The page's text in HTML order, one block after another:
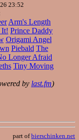
23:52
Arm's Length
It! Prince Daddy
Origami Angel
Piebald The
Longer Afraid
Tiny Moving
by last.fm)
part ofbierschinken.net